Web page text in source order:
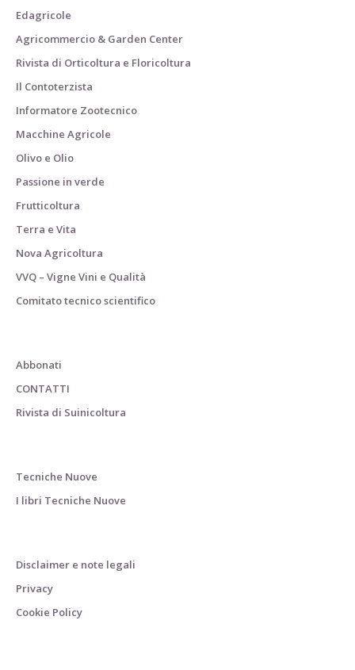
Edagricole
Agricommercio & Garden Center
Rivista di Orticoltura e Floricoltura
Il Contoterzista
Informatore Zootecnico
Macchine Agricole
Olivo e Olio
Passione in verde
Frutticoltura
Terra e Vita
Nova Agricoltura
VVQ – Vigne Vini e Qualità
Comitato tecnico scientifico
Abbonati
CONTATTI
Rivista di Suinicoltura
Tecniche Nuove
I libri Tecniche Nuove
Disclaimer e note legali
Privacy
Cookie Policy